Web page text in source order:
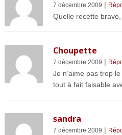
7 décembre 2009 |
Quelle recette
Choupette
7 décembre 2009 |
Je n’aime pas trop
tout à fait faisable
sandra
7 décembre 2009 |